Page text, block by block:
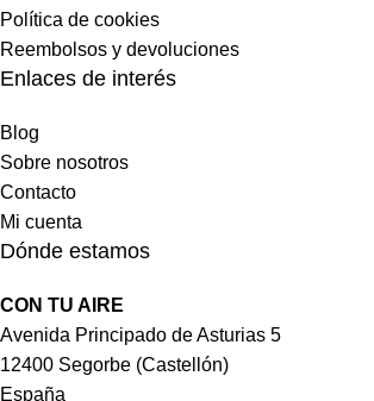
Política de cookies
Reembolsos y devoluciones
Enlaces de interés
Blog
Sobre nosotros
Contacto
Mi cuenta
Dónde estamos
CON TU AIRE
Avenida Principado de Asturias 5
12400 Segorbe (Castellón)
España